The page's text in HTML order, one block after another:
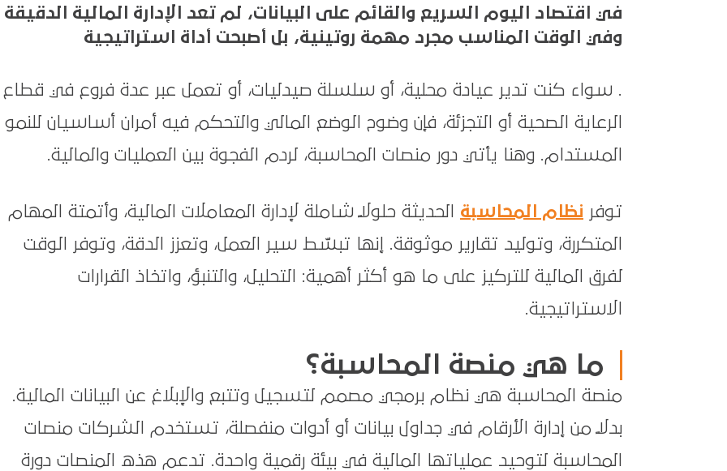
في اقتصاد اليوم السريع والقائم على البيانات، لم تعد الإدارة المالية الدقيقة
وفي الوقت المناسب مجرد مهمة روتينية، بل أصبحت أداة استراتيجية
. سواء كنت تدير عيادة محلية، أو سلسلة صيدليات، أو تعمل عبر عدة فروع في قطاع
الرعاية الصحية أو التجزئة، فإن وضوح الوضع المالي والتحكم فيه أمران أساسيان للنمو
المستدام. وهنا يأتي دور منصات المحاسبة، لردم الفجوة بين العمليات والمالية.
توفر نظام المحاسبة الحديثة حلولاً شاملة لإدارة المعاملات المالية، وأتمتة المهام
المتكررة، وتوليد تقارير موثوقة. إنها تبسّط سير العمل، وتعزز الدقة، وتوفر الوقت
لفرق المالية للتركيز على ما هو أكثر أهمية: التحليل، والتنبؤ، واتخاذ القرارات
الاستراتيجية.
ما هي منصة المحاسبة؟
منصة المحاسبة هي نظام برمجي مصمم لتسجيل وتتبع والإبلاغ عن البيانات المالية.
بدلاً من إدارة الأرقام في جداول بيانات أو أدوات منفصلة، تستخدم الشركات منصات
المحاسبة لتوحيد عملياتها المالية في بيئة رقمية واحدة. تدعم هذه المنصات دورة